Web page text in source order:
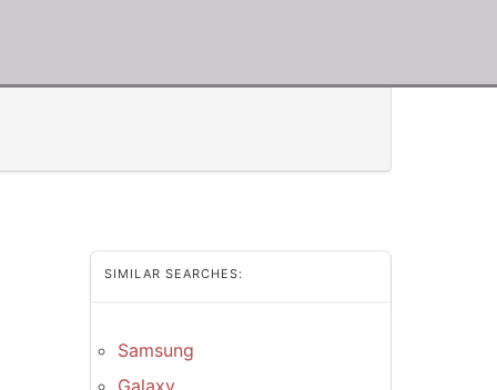
SIMILAR SEARCHES:
Samsung
Galaxy